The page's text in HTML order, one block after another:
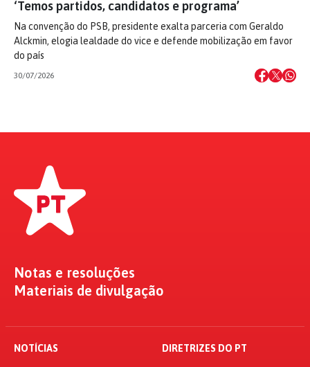
‘Temos partidos, candidatos e programa’
Na convenção do PSB, presidente exalta parceria com Geraldo
Alckmin, elogia lealdade do vice e defende mobilização em favor
do país
30/07/2026
Notas e resoluções
Materiais de divulgação
NOTÍCIAS DIRETRIZES DO PT